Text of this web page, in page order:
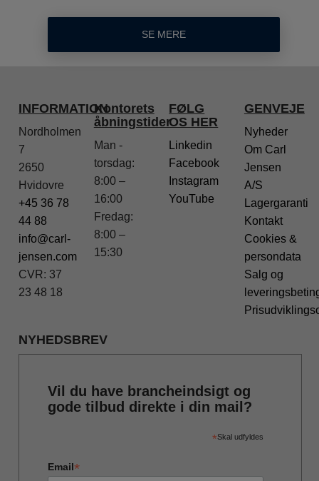
SE MERE
INFORMATION
Nordholmen
7
2650
Hvidovre
+45 36 78
44 88
info@carl-
jensen.com
CVR: 37
23 48 18
Kontorets
åbningstider
Man -
torsdag:
8:00 –
16:00
Fredag:
8:00 –
15:30
FØLG
OS HER
Linkedin
Facebook
Instagram
YouTube
GENVEJE
Nyheder
Om Carl
Jensen
A/S
Lagergaranti
Kontakt
Cookies &
persondata
Salg og
NYHEDSBREV
Vil du have brancheindsigt og
gode tilbud direkte i din mail?
*Skal udfyldes
Email*